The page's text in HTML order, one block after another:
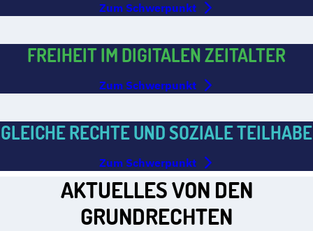
Zum Schwerpunkt
FREIHEIT IM DIGITALEN ZEITALTER
Zum Schwerpunkt
GLEICHE RECHTE UND SOZIALE TEILHABE
Zum Schwerpunkt
AKTUELLES VON DEN
GRUNDRECHTEN